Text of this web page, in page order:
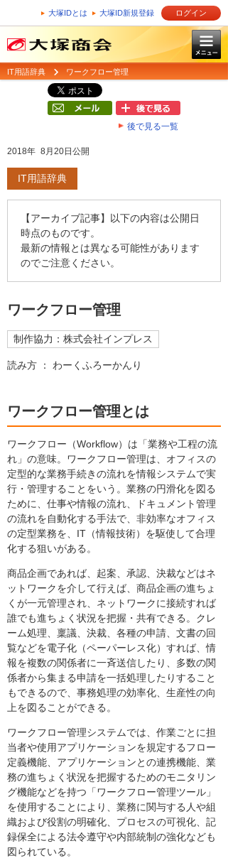
大塚IDとは 大塚ID新規登録 ログイン
IT用語辞典 ワークフロー管理
後で見る一覧
2018年 8月20日公開
IT用語辞典
【アーカイブ記事】以下の内容は公開日
時点のものです。
最新の情報とは異なる可能性があります
のでご注意ください。
ワークフロー管理
制作協力：株式会社インプレス
読み方 ： わーくふろーかんり
ワークフロー管理とは
ワークフロー（Workflow）は「業務や工程の流
れ」の意味。ワークフロー管理は、オフィスの
定型的な業務手続きの流れを情報システムで実
行・管理することをいう。業務の円滑化を図る
ために、仕事や情報の流れ、ドキュメント管理
の流れを自動化する手法で、非効率なオフィス
の定型業務を、IT（情報技術）を駆使して合理
化する狙いがある。
商品企画であれば、起案、承認、決裁などはネ
ットワークを介して行えば、商品企画の進ちょ
くが一元管理され、ネットワークに接続すれば
誰でも進ちょく状況を把握・共有できる。クレ
ーム処理、稟議、決裁、各種の申請、文書の回
覧などを電子化（ペーパーレス化）すれば、情
報を複数の関係者に一斉送信したり、多数の関
係者から集まる申請を一括処理したりすること
もできるので、事務処理の効率化、生産性の向
上を図ることができる。
ワークフロー管理システムでは、作業ごとに担
当者や使用アプリケーションを規定するフロー
定義機能、アプリケーションとの連携機能、業
務の進ちょく状況を把握するためのモニタリン
グ機能などを持つ「ワークフロー管理ツール」
を使用することにより、業務に関与する人や組
織および役割の明確化、プロセスの可視化、記
録保全による法令遵守や内部統制の強化なども
図られている。